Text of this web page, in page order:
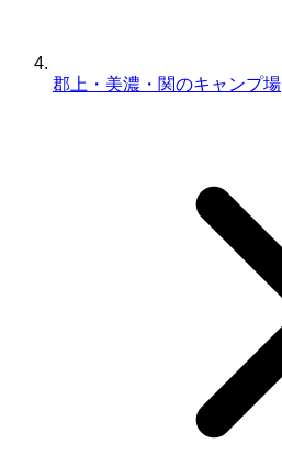
郡上・美濃・関のキャンプ場